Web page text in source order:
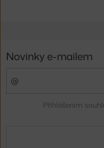
Novinky e-mailem
Přihlášením